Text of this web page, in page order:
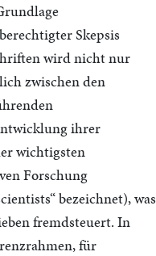
Skepsis
wird nicht nur
zwischen den
ihrer
wichtigsten
Forschung
bezeichnet), was
fremdsteuert. In
für